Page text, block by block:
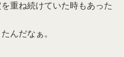
重ね続けていた時もあった
んだなぁ。